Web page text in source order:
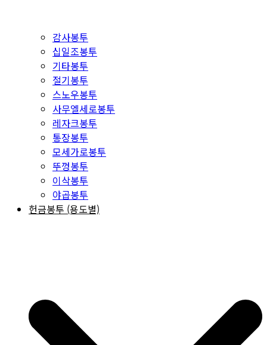
감사봉투
십일조봉투
기타봉투
절기봉투
스노우봉투
사무엘세로봉투
레자크봉투
통장봉투
모세가로봉투
뚜껑봉투
이삭봉투
야곱봉투
헌금봉투 (용도별)